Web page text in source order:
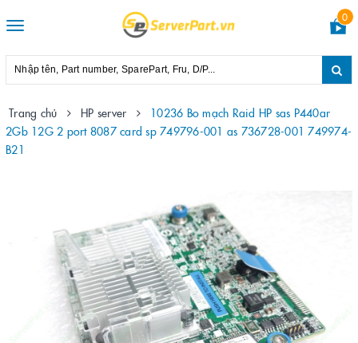
Toggle
0
Trang chủ HP server
10236 Bo mạch Raid HP sas P440ar
2Gb 12G 2 port 8087 card sp 749796-001 as 736728-001 749974-
B21